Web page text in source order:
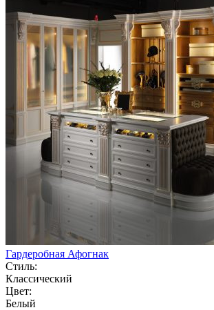
Гардеробная Афогнак
Стиль:
Классический
Цвет:
Белый